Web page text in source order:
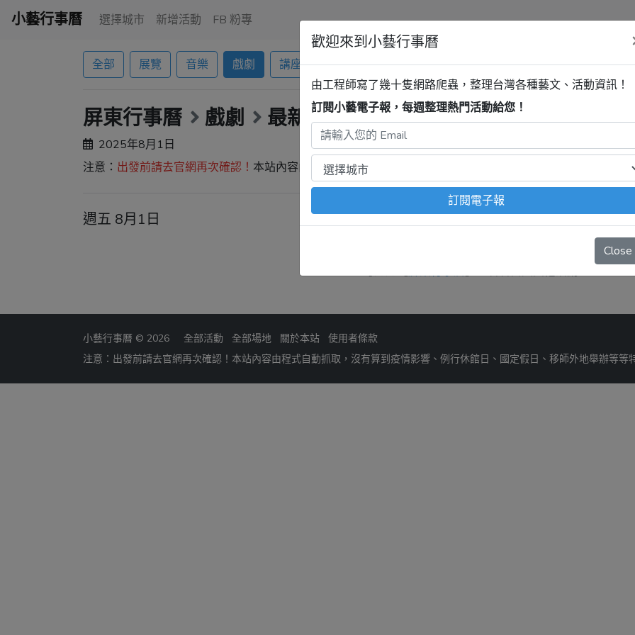
小藝行事曆 選擇城市 新增活動 FB 粉專
全部 展覽 音樂 戲劇 講座 清單
屏東行事曆 戲劇 最新活動
2025年8月1日
注意： 出發前請去官網再次確認！ 本站內容由程式自動抓取，沒有算到
週五 8月1日
歡迎來到小藝行事曆
由工程師寫了幾十隻網路爬蟲，整理台灣各種藝文、活動資訊！
訂閱小藝電子報，每週整理熱門活動給您！
訂閱電子報
Close
小藝行事曆 © 2026 全部活動 全部場地 關於本站
使用者條款
注意：出發前請去官網再次確認！本站內容由程式自動抓取，沒有算到疫情影響、例行休館日、國定假日、移師外地舉辦等等